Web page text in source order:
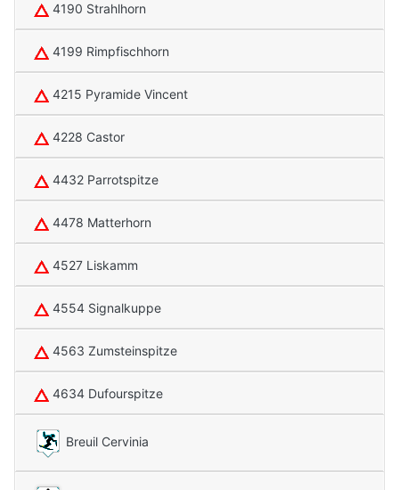
4190 Strahlhorn
4199 Rimpfischhorn
4215 Pyramide Vincent
4228 Castor
4432 Parrotspitze
4478 Matterhorn
4527 Liskamm
4554 Signalkuppe
4563 Zumsteinspitze
4634 Dufourspitze
Breuil Cervinia